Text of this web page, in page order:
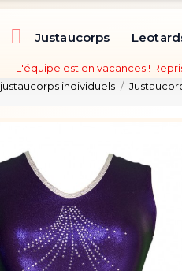
Justaucorps
L'équipe est en vacances !
justaucorps individuels